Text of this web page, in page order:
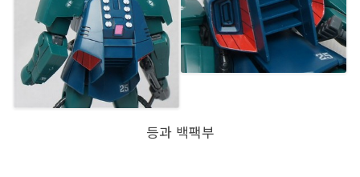
등과 백팩부